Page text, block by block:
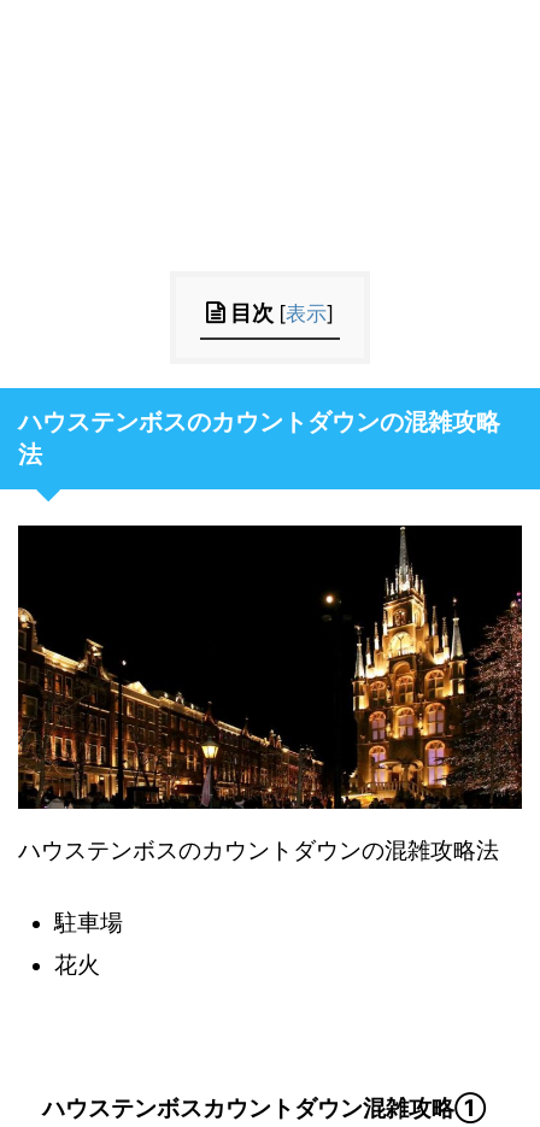
目次 [表示]
ハウステンボスのカウントダウンの混雑攻略
法
ハウステンボスのカウントダウンの混雑攻略法
駐車場
花火
ハウステンボスカウントダウン混雑攻略①